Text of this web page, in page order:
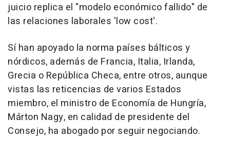
juicio replica el "modelo económico fallido" de
las relaciones laborales 'low cost'.
Sí han apoyado la norma países bálticos y
nórdicos, además de Francia, Italia, Irlanda,
Grecia o República Checa, entre otros, aunque
vistas las reticencias de varios Estados
miembro, el ministro de Economía de Hungría,
Márton Nagy, en calidad de presidente del
Consejo, ha abogado por seguir negociando.